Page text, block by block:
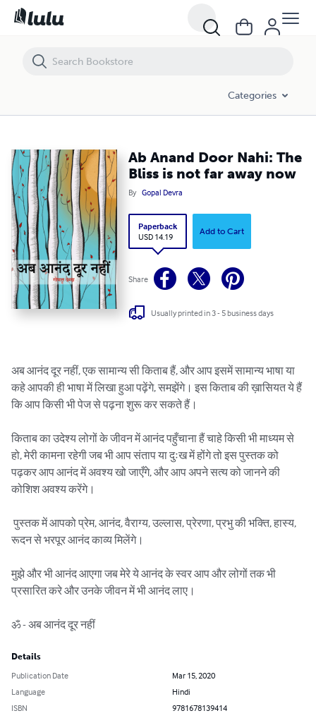
Categories
Ab Anand Door Nahi: The
Bliss is not far away now
By Gopal Devra
Paperback
USD 14.19
Add to Cart
Share
Usually printed in 3 - 5 business days
अब आनंद दूर नहीं, एक सामान्य सी किताब हैं, और आप इसमें सामान्य भाषा या
कहे आपकी ही भाषा में लिखा हुआ पढ़ेंगे, समझेंगे। इस किताब की ख़ासियत ये हैं
कि आप किसी भी पेज से पढ़ना शुरू कर सकते हैं।
किताब का उदेश्य लोगों के जीवन में आनंद पहुँचाना हैं चाहे किसी भी माध्यम से
हो, मेरी कामना रहेगी जब भी आप संताप या दुःख में होंगे तो इस पुस्तक को
पढ़कर आप आनंद में अवश्य खो जाएँगे, और आप अपने सत्य को जानने की
कोशिश अवश्य करेंगे।
रूदन से भरपूर आनंद काव्य मिलेंगे।
मुझे और भी आनंद आएगा जब मेरे ये आनंद के स्वर आप और लोगों तक भी
प्रसारित करे और उनके जीवन में भी आनंद लाए।
ॐ - अब आनंद दूर नहीं
Details
Publication Date
Mar 15, 2020
Language
Hindi
ISBN
9781678139414
Ab Anand Door Nahi: The Bliss is not far away now